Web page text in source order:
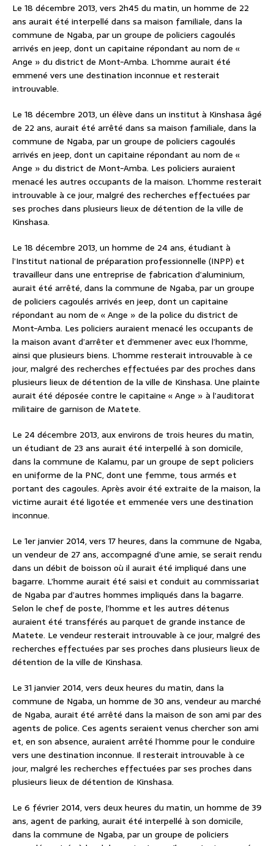
Le 18 décembre 2013, vers 2h45 du matin, un homme de 22
ans aurait été interpellé dans sa maison familiale, dans la
commune de Ngaba, par un groupe de policiers cagoulés
arrivés en jeep, dont un capitaine répondant au nom de «
Ange » du district de Mont-Amba. L’homme aurait été
emmené vers une destination inconnue et resterait
introuvable.
Le 18 décembre 2013, un élève dans un institut à Kinshasa âgé
de 22 ans, aurait été arrêté dans sa maison familiale, dans la
commune de Ngaba, par un groupe de policiers cagoulés
arrivés en jeep, dont un capitaine répondant au nom de «
Ange » du district de Mont-Amba. Les policiers auraient
menacé les autres occupants de la maison. L’homme resterait
introuvable à ce jour, malgré des recherches effectuées par
ses proches dans plusieurs lieux de détention de la ville de
Kinshasa.
Le 18 décembre 2013, un homme de 24 ans, étudiant à
l’Institut national de préparation professionnelle (INPP) et
travailleur dans une entreprise de fabrication d’aluminium,
aurait été arrêté, dans la commune de Ngaba, par un groupe
de policiers cagoulés arrivés en jeep, dont un capitaine
répondant au nom de « Ange » de la police du district de
Mont-Amba. Les policiers auraient menacé les occupants de
la maison avant d’arrêter et d’emmener avec eux l’homme,
ainsi que plusieurs biens. L’homme resterait introuvable à ce
jour, malgré des recherches effectuées par des proches dans
plusieurs lieux de détention de la ville de Kinshasa. Une plainte
aurait été déposée contre le capitaine « Ange » à l’auditorat
militaire de garnison de Matete.
Le 24 décembre 2013, aux environs de trois heures du matin,
un étudiant de 23 ans aurait été interpellé à son domicile,
dans la commune de Kalamu, par un groupe de sept policiers
en uniforme de la PNC, dont une femme, tous armés et
portant des cagoules. Après avoir été extraite de la maison, la
victime aurait été ligotée et emmenée vers une destination
inconnue.
Le 1er janvier 2014, vers 17 heures, dans la commune de Ngaba,
un vendeur de 27 ans, accompagné d’une amie, se serait rendu
dans un débit de boisson où il aurait été impliqué dans une
bagarre. L’homme aurait été saisi et conduit au commissariat
de Ngaba par d’autres hommes impliqués dans la bagarre.
Selon le chef de poste, l’homme et les autres détenus
auraient été transférés au parquet de grande instance de
Matete. Le vendeur resterait introuvable à ce jour, malgré des
recherches effectuées par ses proches dans plusieurs lieux de
détention de la ville de Kinshasa.
Le 31 janvier 2014, vers deux heures du matin, dans la
commune de Ngaba, un homme de 30 ans, vendeur au marché
de Ngaba, aurait été arrêté dans la maison de son ami par des
agents de police. Ces agents seraient venus chercher son ami
et, en son absence, auraient arrêté l’homme pour le conduire
vers une destination inconnue. Il resterait introuvable à ce
jour, malgré les recherches effectuées par ses proches dans
plusieurs lieux de détention de Kinshasa.
Le 6 février 2014, vers deux heures du matin, un homme de 39
ans, agent de parking, aurait été interpellé à son domicile,
dans la commune de Ngaba, par un groupe de policiers